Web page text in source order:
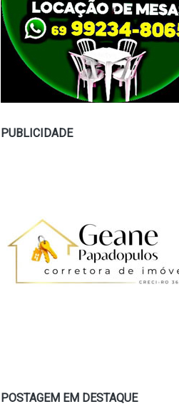
PUBLICIDADE
POSTAGEM EM DESTAQUE